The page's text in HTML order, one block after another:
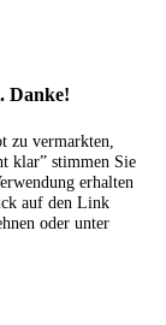
Danke!
zu vermarkten,
klar” stimmen Sie
erhalten
auf den Link
oder unter